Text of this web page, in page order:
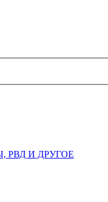
РВД И ДРУГОЕ